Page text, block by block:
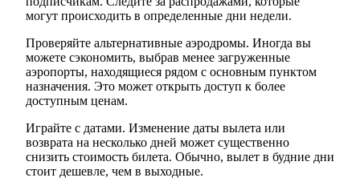
могут происходить в определенные дни недели.
Проверяйте альтернативные аэродромы. Иногда вы
можете сэкономить, выбрав менее загруженные
аэропорты, находящиеся рядом с основным пунктом
назначения. Это может открыть доступ к более
доступным ценам.
Играйте с датами. Изменение даты вылета или
возврата на несколько дней может существенно
снизить стоимость билета. Обычно, вылет в будние дни
стоит дешевле, чем в выходные.